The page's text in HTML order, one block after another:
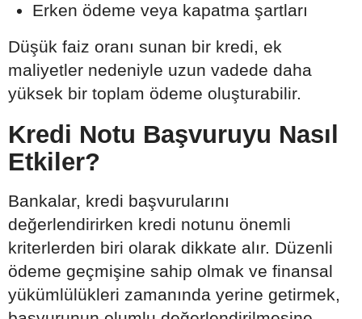
Erken ödeme veya kapatma şartları
Düşük faiz oranı sunan bir kredi, ek
maliyetler nedeniyle uzun vadede daha
yüksek bir toplam ödeme oluşturabilir.
Kredi Notu Başvuruyu Nasıl
Etkiler?
Bankalar, kredi başvurularını
değerlendirirken kredi notunu önemli
kriterlerden biri olarak dikkate alır. Düzenli
ödeme geçmişine sahip olmak ve finansal
yükümlülükleri zamanında yerine getirmek,